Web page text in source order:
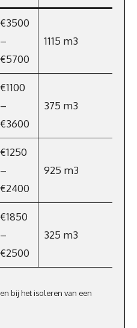
€3500
–
€5700
1115 m3
€1100
–
€3600
375 m3
€1250
–
€2400
925 m3
€1850
–
€2500
325 m3
bij het isoleren van een